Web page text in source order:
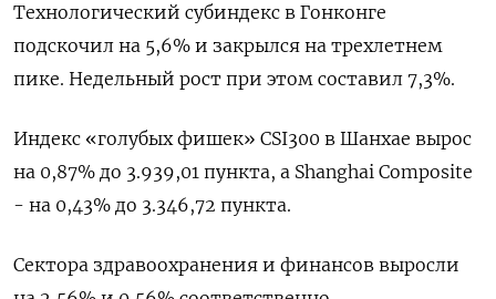
Технологический субиндекс в Гонконге
подскочил на 5,6% и закрылся на трехлетнем
пике. Недельный рост при этом составил 7,3%.
Индекс «голубых фишек» CSI300 в Шанхае вырос
на 0,87% до 3.939,01 пункта, а Shanghai Composite
- на 0,43% до 3.346,72 пункта.
Сектора здравоохранения и финансов выросли